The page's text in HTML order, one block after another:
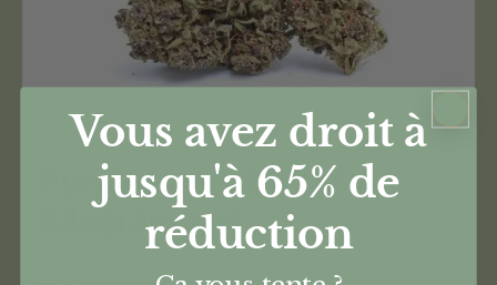
Purple Haze CBD 15% –
Kilogrammes
Vous avez droit à
jusqu'à 65% de
réduction